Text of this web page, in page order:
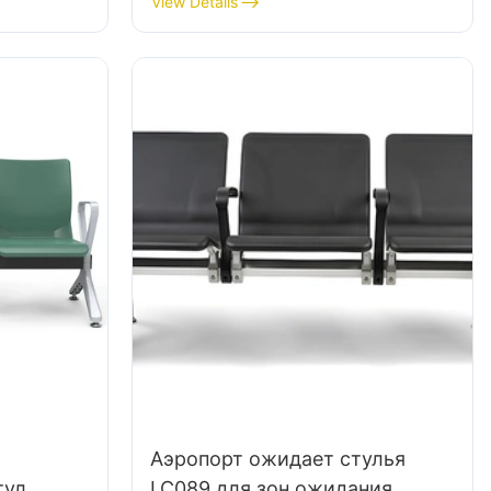
производитель стула Hewei
Hewei
Аэропорт ожидает стулья